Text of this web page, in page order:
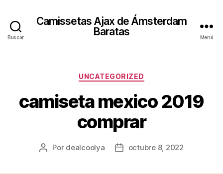
Buscar
Camissetas Ajax de Ámsterdam
Baratas
Menú
Categorías
UNCATEGORIZED
camiseta mexico 2019
comprar
Autor
Por dealcoolya
Fechaoctubre 8, 2022